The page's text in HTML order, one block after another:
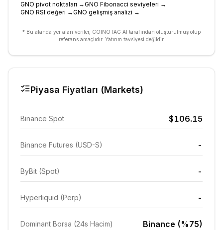
GNO pivot noktaları →GNO Fibonacci seviyeleri →
GNO RSI değeri →GNO gelişmiş analizi →
* Bu alanda yer alan veriler, COINOTAG AI tarafından oluşturulmuş olup
referans amaçlıdır. Yatırım tavsiyesi değildir.
Piyasa Fiyatları (Markets)
Binance Spot $106.15
Binance Futures (USD-S) -
ByBit (Spot) -
Hyperliquid (Perp) -
Dominant Borsa (24s Hacim) Binance (%75)